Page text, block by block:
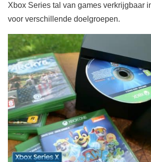
Xbox Series tal van games verkrijgbaar
voor verschillende doelgroepen.